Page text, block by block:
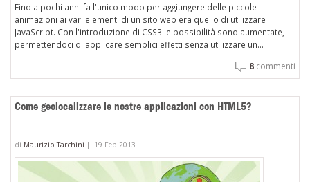
Fino a pochi anni fa l'unico modo per aggiungere delle piccole
animazioni ai vari elementi di un sito web era quello di utilizzare
JavaScript. Con l'introduzione di CSS3 le possibilità sono aumentate,
permettendoci di applicare semplici effetti senza utilizzare un...
8 commenti
Come geolocalizzare le nostre applicazioni con HTML5?
di Maurizio Tarchini | 19 Feb 2013